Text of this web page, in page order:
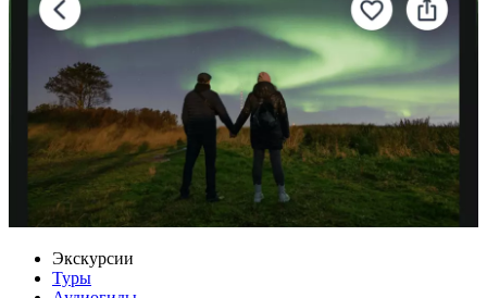
Экскурсии
Туры